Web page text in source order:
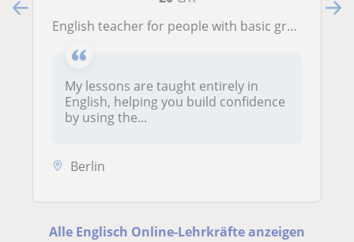
English teacher for people with basic grammar and communication
My lessons are taught entirely in
English, helping you build confidence
by using the...
Berlin
Alle Englisch Online-Lehrkräfte anzeigen